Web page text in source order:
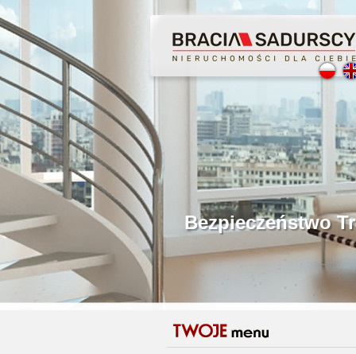
Profesjonalne
Bezpieczeństwo
Licencjonowani
Gwarancja